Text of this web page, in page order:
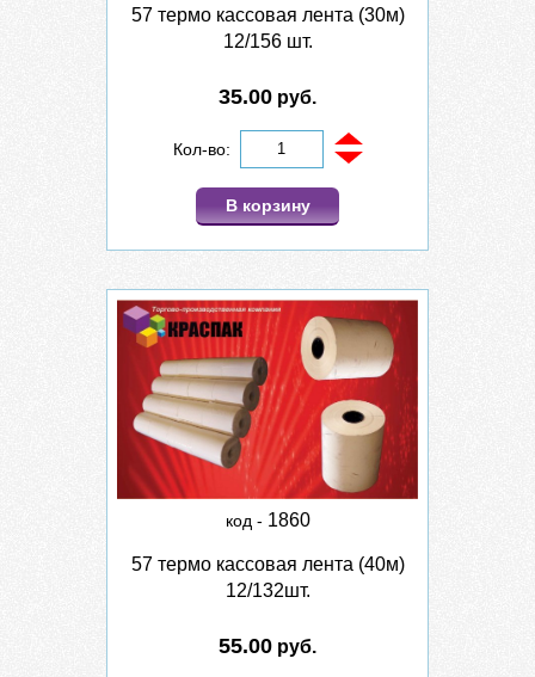
57 термо кассовая лента (30м)
12/156 шт.
35.00 руб.
Кол-во:
В корзину
код - 1860
57 термо кассовая лента (40м)
12/132шт.
55.00 руб.